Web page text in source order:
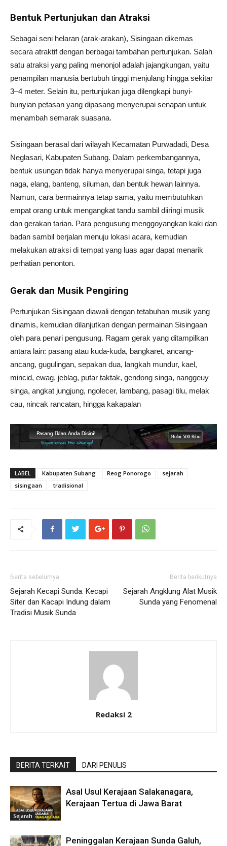
Bentuk Pertunjukan dan Atraksi
Sebagai seni helaran (arak-arakan), Sisingaan dikemas
secara atraktif dengan berbagai tambahan pertunjukan. Salah
satu atraksi yang paling menonjol adalah jajangkungan, yaitu
penampilan manusia bertubuh tinggi menjulang hingga sekitar
3–4 meter. Selain itu, pertunjukan juga dilengkapi bunyi-
bunyian petasan yang dipasang menyerupai senapan untuk
menambah semarak suasana.
Sisingaan berasal dari wilayah Kecamatan Purwadadi, Desa
Neglasari, Kabupaten Subang. Dalam perkembangannya,
bentuk usungan tidak hanya menyerupai singa, tetapi juga
naga, elang, banteng, siluman, dan bentuk hewan lainnya.
Namun, cara bermainnya tetap sama, yaitu membutuhkan
empat orang untuk mengangkat tandu sambil diiringi musik
dan gerakan tarian. Para pengusung menggoyangkan kaki dan
badan sambil berjalan menuju lokasi acara, kemudian
melakukan atraksi di tempat yang luas agar dapat menarik
perhatian penonton.
Gerak dan Musik Pengiring
Pertunjukan Sisingaan diawali dengan tetabuhan musik yang
dinamis, kemudian dilanjutkan dengan permainan Sisingaan
oleh para penari pengusung. Ragam gerak yang ditampilkan
antara lain: pasang atau kuda-kuda, bangkaret, ancang-
ancang, gugulingan, sepakan dua, langkah mundur, kael,
mincid, ewag, jeblag, putar taktak, gendong singa, nanggeuy
singa, angkat jungjung, ngolecer, lambang, pasagi tilu, melak
cau, nincak rancatan, hingga kakapalan
LABEL Kabupaten Subang Reog Ponorogo
sejarah
sisingaan
tradisional
Berita sebelumya
Sejarah Kecapi Sunda: Kecapi
Siter dan Kacapi Indung dalam
Tradisi Musik Sunda
Berita berikutnya
Sejarah Angklung Alat Musik
Sunda yang Fenomenal
Redaksi 2
BERITA TERKAIT DARI PENULIS
Sejarah
Asal Usul Kerajaan Salakanagara,
Kerajaan Tertua di Jawa Barat
Peninggalan Kerajaan Sunda Galuh,